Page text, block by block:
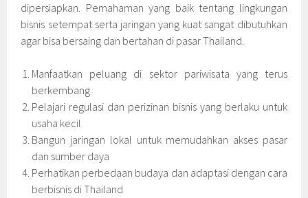
dipersiapkan. Pemahaman yang baik tentang lingkungan
bisnis setempat serta jaringan yang kuat sangat dibutuhkan
agar bisa bersaing dan bertahan di pasar Thailand.
Manfaatkan peluang di sektor pariwisata yang terus
berkembang
Pelajari regulasi dan perizinan bisnis yang berlaku untuk
usaha kecil
Bangun jaringan lokal untuk memudahkan akses pasar
dan sumber daya
Perhatikan perbedaan budaya dan adaptasi dengan cara
berbisnis di Thailand